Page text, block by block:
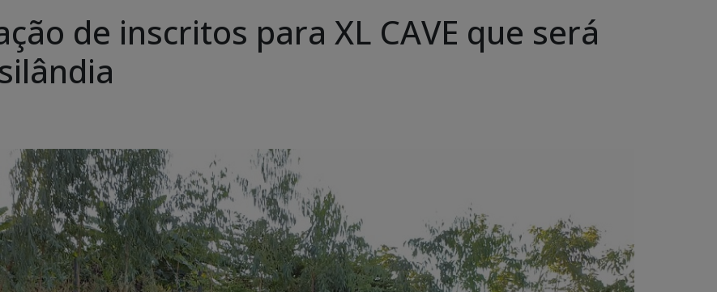
de inscritos para XL CAVE que será